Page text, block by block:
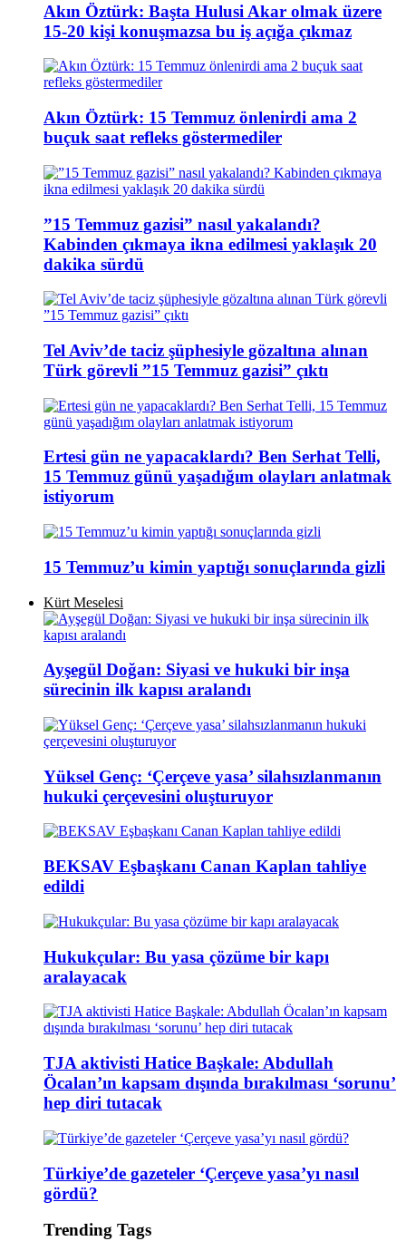
Akın Öztürk: Başta Hulusi Akar olmak üzere
15-20 kişi konuşmazsa bu iş açığa çıkmaz
Akın Öztürk: 15 Temmuz önlenirdi ama 2
buçuk saat refleks göstermediler
”15 Temmuz gazisi” nasıl yakalandı?
Kabinden çıkmaya ikna edilmesi yaklaşık 20
dakika sürdü
Tel Aviv’de taciz şüphesiyle gözaltına alınan
Türk görevli ”15 Temmuz gazisi” çıktı
Ertesi gün ne yapacaklardı? Ben Serhat Telli,
15 Temmuz günü yaşadığım olayları anlatmak
istiyorum
15 Temmuz’u kimin yaptığı sonuçlarında gizli
Kürt Meselesi
Ayşegül Doğan: Siyasi ve hukuki bir inşa
sürecinin ilk kapısı aralandı
Yüksel Genç: ‘Çerçeve yasa’ silahsızlanmanın
hukuki çerçevesini oluşturuyor
BEKSAV Eşbaşkanı Canan Kaplan tahliye
edildi
Hukukçular: Bu yasa çözüme bir kapı
aralayacak
TJA aktivisti Hatice Başkale: Abdullah
Öcalan’ın kapsam dışında bırakılması ‘sorunu’
hep diri tutacak
Türkiye’de gazeteler ‘Çerçeve yasa’yı nasıl
gördü?
Trending Tags